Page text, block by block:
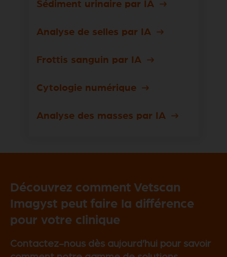
Sédiment urinaire par IA
Analyse de selles par IA
Frottis sanguin par IA
Cytologie numérique
Analyse des masses par IA
Découvrez comment Vetscan
Imagyst peut faire la différence
pour votre clinique
Contactez-nous dès aujourd’hui pour savoir